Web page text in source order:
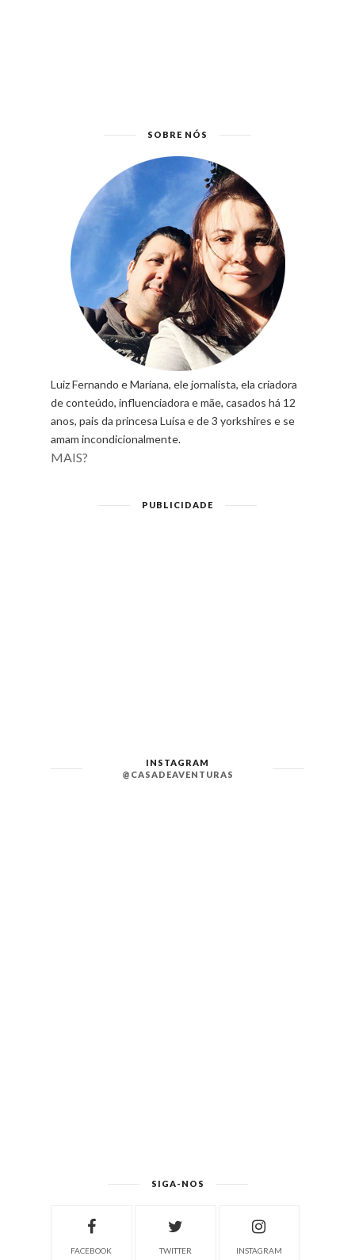
SOBRE NÓS
Luiz Fernando e Mariana, ele jornalista, ela criadora
de conteúdo, influenciadora e mãe, casados há 12
anos, pais da princesa Luísa e de 3 yorkshires e se
amam incondicionalmente.
MAIS?
PUBLICIDADE
INSTAGRAM
@CASADEAVENTURAS
SIGA-NOS
FACEBOOK TWITTER INSTAGRAM